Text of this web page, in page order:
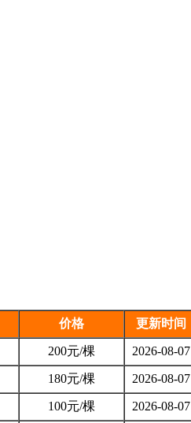
价格 更新时间
200元/棵 2026-08-07
180元/棵 2026-08-07
100元/棵 2026-08-07